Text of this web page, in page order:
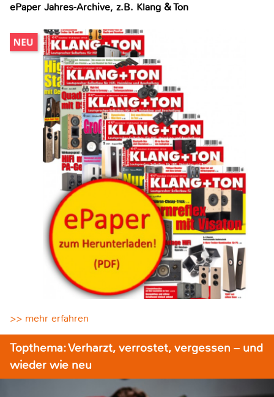
ePaper Jahres-Archive, z.B. Klang & Ton
>> mehr erfahren
Topthema: Verharzt, verrostet, vergessen – und
wieder wie neu